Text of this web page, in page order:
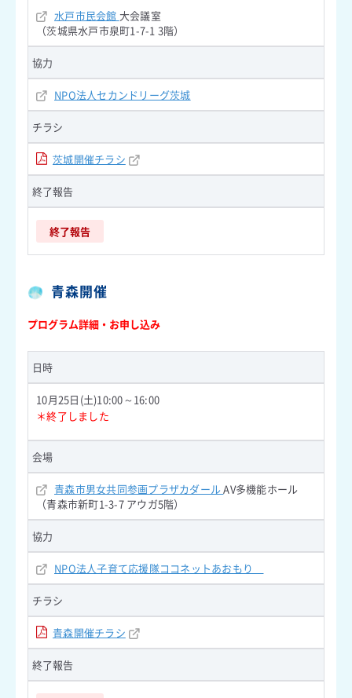
水戸市民会館 大会議室
（茨城県水戸市泉町1-7-1 3階）
協力
NPO法人セカンドリーグ茨城
チラシ
茨城開催チラシ
終了報告
終了報告
青森開催
プログラム詳細・お申し込み
日時
10月25日(土)10:00～16:00
＊終了しました
会場
青森市男女共同参画プラザカダールAV多機能ホール
（青森市新町1-3-7 アウガ5階）
協力
NPO法人子育て応援隊ココネットあおもり
チラシ
青森開催チラシ
終了報告